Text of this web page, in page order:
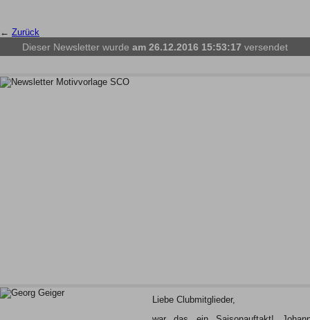
← Zurück
Dieser Newsletter wurde am 26.12.2016 15:53:17 versendet
Liebe Clubmitglieder,